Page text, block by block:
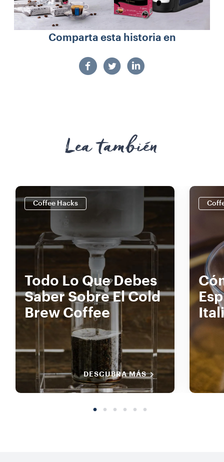
Comparta esta historia en
Lea también
Coffee Hacks
Todo Lo Que Debes
Saber Sobre El Cold
Brew Coffee
DESCUBRA MÁS